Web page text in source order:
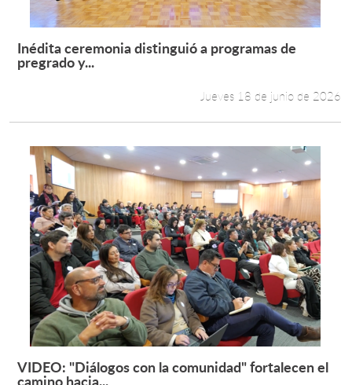
Leer más +
Inédita ceremonia distinguió a programas de
pregrado y...
Jueves 18 de junio de 2026
Leer más +
VIDEO: "Diálogos con la comunidad" fortalecen el
camino hacia...